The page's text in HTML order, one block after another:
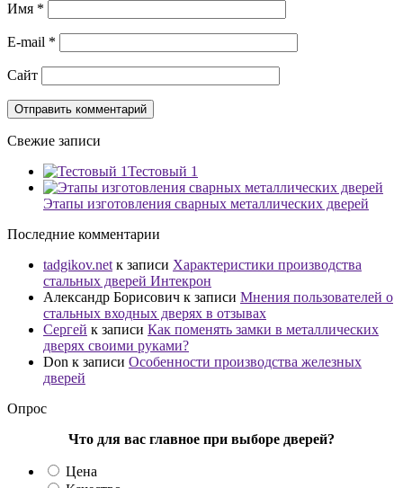
Имя *
E-mail *
Сайт
Свежие записи
Тестовый 1
Этапы изготовления сварных металлических дверей
Последние комментарии
tadgikov.net к записи Характеристики производства
стальных дверей Интекрон
Александр Борисович к записи Мнения пользователей о
стальных входных дверях в отзывах
Сергей к записи Как поменять замки в металлических
дверях своими руками?
Don к записи Особенности производства железных
дверей
Опрос
Что для вас главное при выборе дверей?
Цена